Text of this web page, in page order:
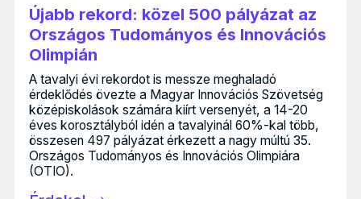
Újabb rekord: közel 500 pályázat az
Országos Tudományos és Innovációs
Olimpián
A tavalyi évi rekordot is messze meghaladó
érdeklődés övezte a Magyar Innovációs Szövetség
középiskolások számára kiírt versenyét, a 14-20
éves korosztályból idén a tavalyinál 60%-kal több,
összesen 497 pályázat érkezett a nagy múltú 35.
Országos Tudományos és Innovációs Olimpiára
(OTIO).